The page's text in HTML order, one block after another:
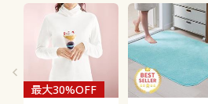
最大30%OFF